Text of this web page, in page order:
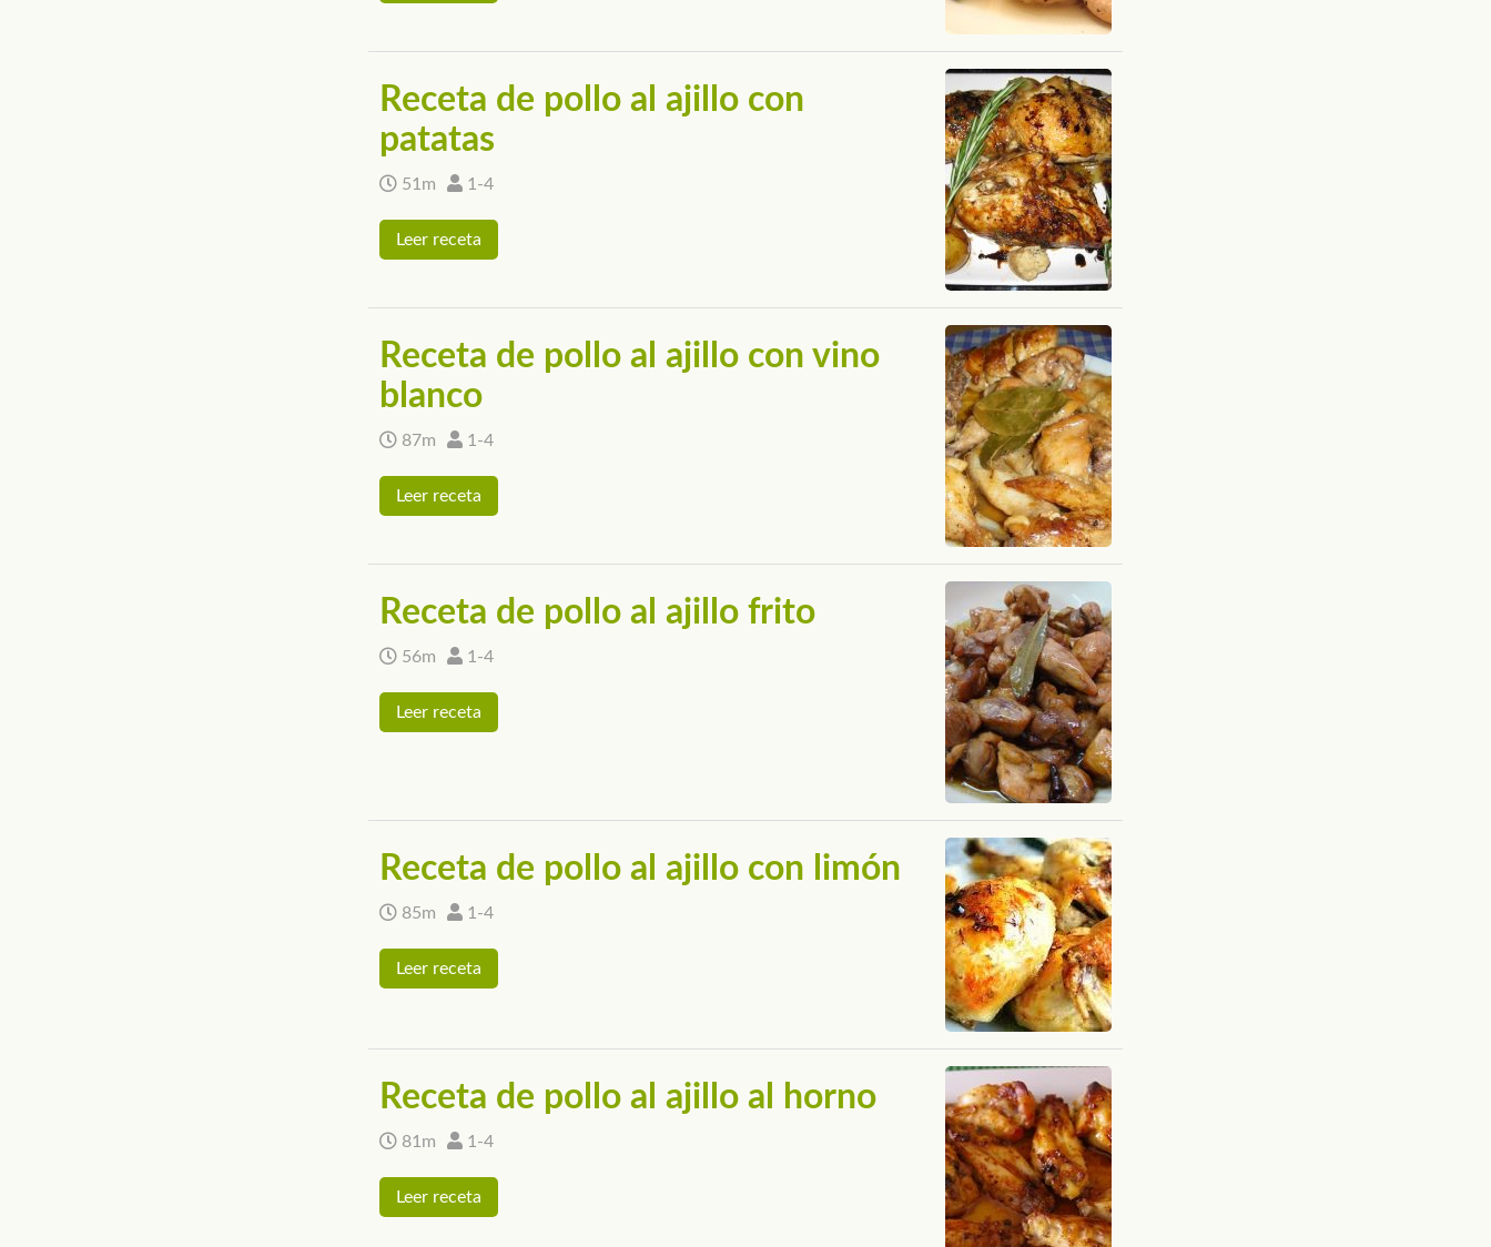
Receta de pollo al ajillo con
patatas
51m 1-4
Leer receta
Receta de pollo al ajillo con vino
blanco
87m 1-4
Leer receta
Receta de pollo al ajillo frito
56m 1-4
Leer receta
Receta de pollo al ajillo con limón
85m 1-4
Leer receta
Receta de pollo al ajillo al horno
81m 1-4
Leer receta